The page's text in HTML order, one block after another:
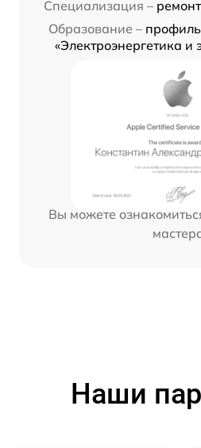
Специализация –
Образование –
«Электроэнергетика и
Вы можете
Наши